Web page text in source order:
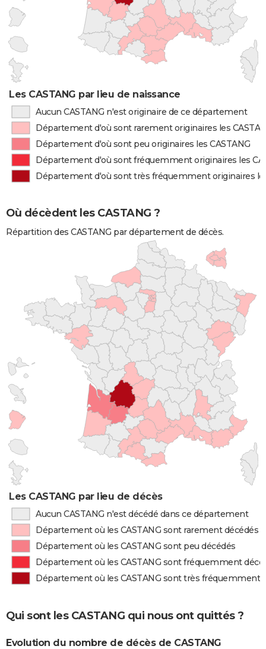
Les CASTANG par lieu de naissance
Aucun CASTANG n'est originaire de ce département
Département d'où sont rarement originaires les
Département d'où sont peu originaires les CASTANG
Département d'où sont fréquemment originaires les
Département d'où sont très fréquemment originaires
Où décèdent les CASTANG ?
Répartition des CASTANG par département de décès.
Les CASTANG par lieu de décès
Aucun CASTANG n'est décédé dans ce département
Département où les CASTANG sont rarement décédés
Département où les CASTANG sont peu décédés
Département où les CASTANG sont fréquemment
Département où les CASTANG sont très fréquemment
Qui sont les CASTANG qui nous ont quittés ?
Evolution du nombre de décès de CASTANG